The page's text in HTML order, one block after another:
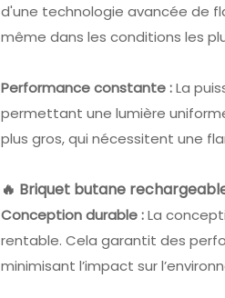
d'une technologie avancée de
même dans les conditions les
Performance constante :La
permettant une lumière
plus gros, qui nécessitent une
🔥 Briquet butane
Conception durable :La
rentable. Cela garantit des
minimisant l’impact sur